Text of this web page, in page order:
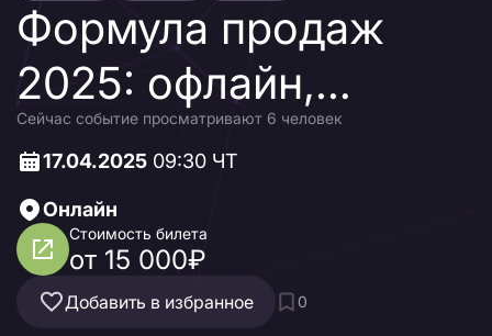
Формула продаж
2025: офлайн,
онлайн,
омниканальность
Сейчас событие просматривают 6 человек
17.04.2025 09:30 ЧТ
Онлайн
Стоимость билета
от 15 000₽
Добавить в избранное 0